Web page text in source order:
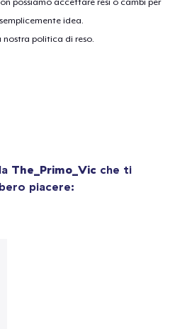
possiamo accettare resi o cambi per
idea.
nostra politica di reso.
The_Primo_Vic che ti
piacere: